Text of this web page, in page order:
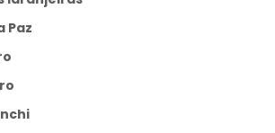
Paz